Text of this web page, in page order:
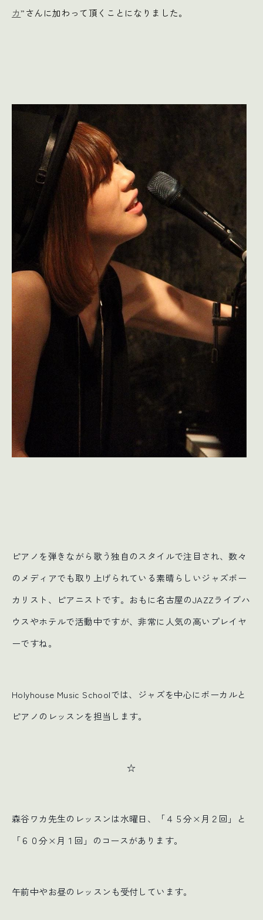
カ”さんに加わって頂くことになりました。
ピアノを弾きながら歌う独自のスタイルで注目され、数々
のメディアでも取り上げられている素晴らしいジャズボー
カリスト、ピアニストです。おもに名古屋のJAZZライブハ
ウスやホテルで活動中ですが、非常に人気の高いプレイヤ
ーですね。
Holyhouse Music Schoolでは、ジャズを中心にボーカルと
ピアノのレッスンを担当します。
☆
森谷ワカ先生のレッスンは水曜日、「４５分×月２回」と
「６０分×月１回」のコースがあります。
午前中やお昼のレッスンも受付しています。